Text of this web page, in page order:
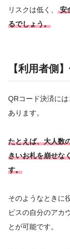
リスクは低く、 安
るでしょう。
【利用者側
QRコード決済に
あります。
たとえば、大人数
きいお札を崩せな
す。
そのようなときに
ビスの自分のアカ
とが可能です。